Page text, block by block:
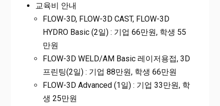
교육비 안내
FLOW-3D, FLOW-3D CAST, FLOW-3D
HYDRO Basic (2일) : 기업 66만원, 학생 55
만원
FLOW-3D WELD/AM Basic 레이저용접, 3D
프린팅(2일) : 기업 88만원, 학생 66만원
FLOW-3D Advanced (1일) : 기업 33만원, 학
생 25만원